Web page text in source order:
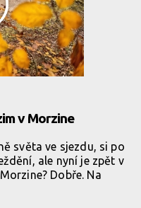
v Morzine
světa ve sjezdu, si po
ale nyní je zpět v
Dobře. Na